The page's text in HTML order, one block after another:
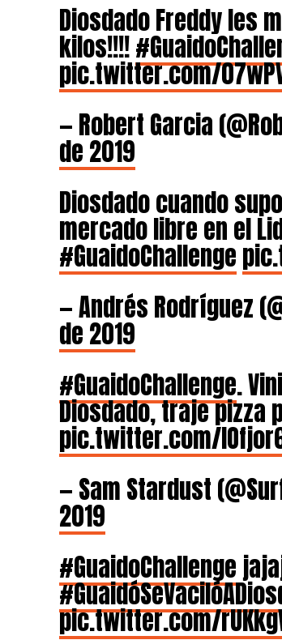
Diosdado Freddy les
kilos!!!!
pic.twitter.com/
— Robert Garcia
de 2019
Diosdado cuando
mercado libre en el
#GuaidoChallenge
— Andrés Rodríguez
de 2019
#GuaidoChallenge.
Diosdado, traje pizza
pic.twitter.com/
— Sam Stardust
2019
#GuaidoChallenge
pic.twitter.com/